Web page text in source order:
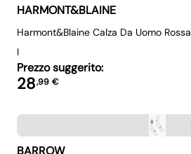
HARMONT&BLAINE
Harmont&blaine Calza Da Uomo Rossa
I
Prezzo suggerito:
28,99 €
BARROW